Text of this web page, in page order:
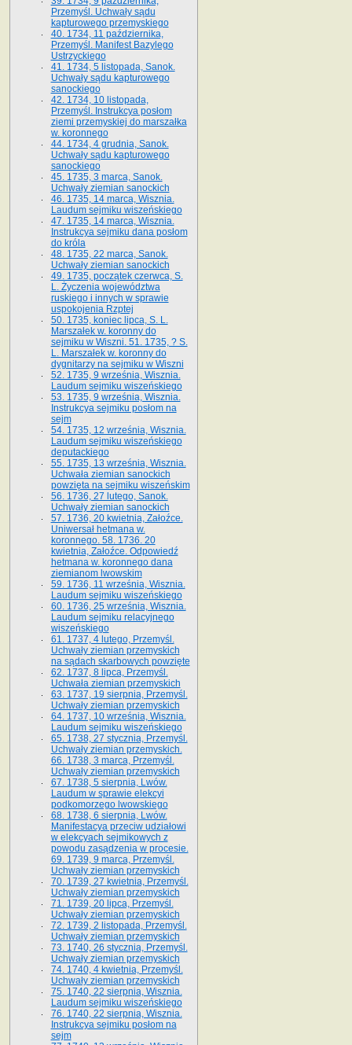
Przemyśl. Uchwały sądu
kapturowego przemyskiego
40. 1734, 11 października,
Przemyśl. Manifest Bazylego
Ustrzyckiego
41. 1734, 5 listopada, Sanok.
Uchwały sądu kapturowego
sanockiego
42. 1734, 10 listopada,
Przemyśl. Instrukcya posłom
ziemi przemyskiej do marszałka
w. koronnego
44. 1734, 4 grudnia, Sanok.
Uchwały sądu kapturowego
sanockiego
45. 1735, 3 marca, Sanok.
Uchwały ziemian sanockich
46. 1735, 14 marca, Wisznia.
Laudum sejmiku wiszeńskiego
47. 1735, 14 marca, Wisznia.
Instrukcya sejmiku dana posłom
do króla
48. 1735, 22 marca, Sanok.
Uchwały ziemian sanockich
49. 1735, początek czerwca, S.
L. Życzenia województwa
ruskiego i innych w sprawie
uspokojenia Rzptej
50. 1735, koniec lipca, S. L.
Marszałek w. koronny do
sejmiku w Wiszni. 51. 1735, ? S.
L. Marszałek w. koronny do
dygnitarzy na sejmiku w Wiszni
52. 1735, 9 września, Wisznia.
Laudum sejmiku wiszeńskiego
53. 1735, 9 września, Wisznia.
Instrukcya sejmiku posłom na
sejm
54. 1735, 12 września, Wisznia.
Laudum sejmiku wiszeńskiego
deputackiego
55. 1735, 13 września, Wisznia.
Uchwała ziemian sanockich
powzięta na sejmiku wiszeńskim
56. 1736, 27 lutego, Sanok.
Uchwały ziemian sanockich
57. 1736, 20 kwietnia, Załoźce.
Uniwersał hetmana w.
koronnego. 58. 1736. 20
kwietnia, Załoźce. Odpowiedź
hetmana w. koronnego dana
ziemianom lwowskim
59. 1736, 11 września, Wisznia.
Laudum sejmiku wiszeńskiego
60. 1736, 25 września, Wisznia.
Laudum sejmiku relacyjnego
wiszeńskiego
61. 1737, 4 lutego, Przemyśl.
Uchwały ziemian przemyskich
na sądach skarbowych powzięte
62. 1737, 8 lipca, Przemyśl.
Uchwała ziemian przemyskich
63. 1737, 19 sierpnia, Przemyśl.
Uchwały ziemian przemyskich
64. 1737, 10 września, Wisznia.
Laudum sejmiku wiszeńskiego
65. 1738, 27 stycznia, Przemyśl.
Uchwały ziemian przemyskich­­.
66. 1738, 3 marca, Przemyśl.
Uchwały ziemian przemyskich­
67. 1738, 5 sierpnia, Lwów.
Laudum w sprawie elekcyi
podkomorzego lwowskiego
68. 1738, 6 sierpnia, Lwów.
Manifestacya przeciw udziałowi
w elekcyach sejmikowych z
powodu zasądzenia w procesie.
69. 1739, 9 marca, Przemyśl.
Uchwały ziemian przemyskich
70. 1739, 27 kwietnia, Przemyśl.
Uchwały ziemian przemyskich
71. 1739, 20 lipca, Przemyśl.
Uchwały ziemian przemyskich
72. 1739, 2 listopada, Przemyśl.
Uchwały ziemian przemyskich
73. 1740, 26 stycznia, Przemyśl.
Uchwały ziemian przemyskich
74. 1740, 4 kwietnia, Przemyśl.
Uchwały ziemian przemyskich
75. 1740, 22 sierpnia, Wisznia.
Laudum sejmiku wiszeńskiego
76. 1740, 22 sierpnia, Wisznia.
Instrukcya sejmiku posłom na
sejm